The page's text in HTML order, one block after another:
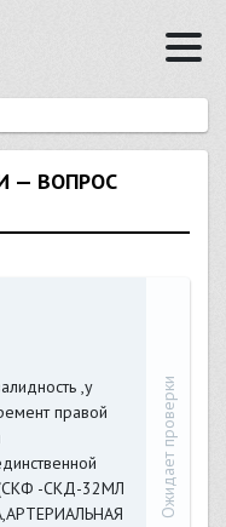
— ВОПРОС
,у
правой
-СКД-32МЛ
Ожидает проверки